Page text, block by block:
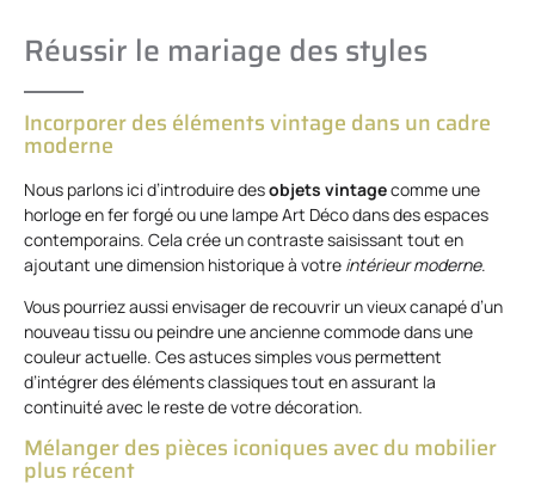
Réussir le mariage des styles
Incorporer des éléments vintage dans un cadre
moderne
Nous parlons ici d’introduire desobjets vintagecomme une
horloge en fer forgé ou une lampe Art Déco dans des espaces
contemporains. Cela crée un contraste saisissant tout en
ajoutant une dimension historique à votre intérieur moderne.
Vous pourriez aussi envisager de recouvrir un vieux canapé d’un
nouveau tissu ou peindre une ancienne commode dans une
couleur actuelle. Ces astuces simples vous permettent
d’intégrer des éléments classiques tout en assurant la
continuité avec le reste de votre décoration.
Mélanger des pièces iconiques avec du mobilier
plus récent